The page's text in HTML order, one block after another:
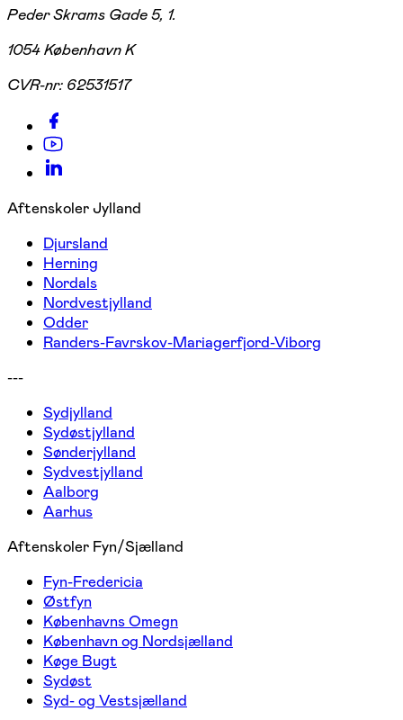
Peder Skrams Gade 5, 1.
1054 København K
CVR-nr: 62531517
Aftenskoler Jylland
Djursland
Herning
Nordals
Nordvestjylland
Odder
Randers-Favrskov-Mariagerfjord-Viborg
---
Sydjylland
Sydøstjylland
Sønderjylland
Sydvestjylland
Aalborg
Aarhus
Aftenskoler Fyn/Sjælland
Fyn-Fredericia
Østfyn
Københavns Omegn
København og Nordsjælland
Køge Bugt
Sydøst
Syd- og Vestsjælland